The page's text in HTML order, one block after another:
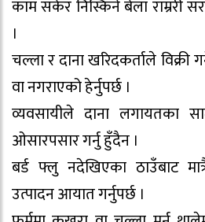
काम सकेर निस्किने बेला राम्ररी
।
चल्ला र दाना खरिदकर्ताले विक्री
वा नगराएको हेर्नुपर्छ ।
व्यवसायीले दाना लगायतका
ओसारपसार गर्नु हुँदैन ।
बर्ड फ्लु नदेखिएका ठाउँबाट
उत्पादन आयात गर्नुपर्छ ।